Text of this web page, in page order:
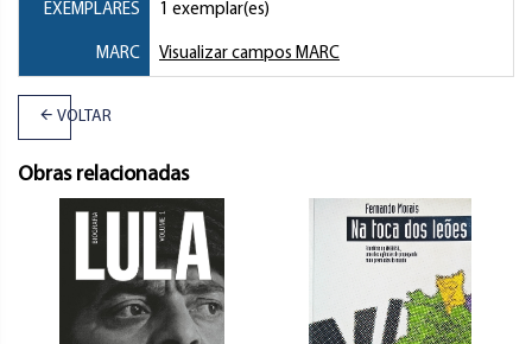
EXEMPLARES 1 exemplar(es)
MARC Visualizar campos MARC
VOLTAR
Obras relacionadas